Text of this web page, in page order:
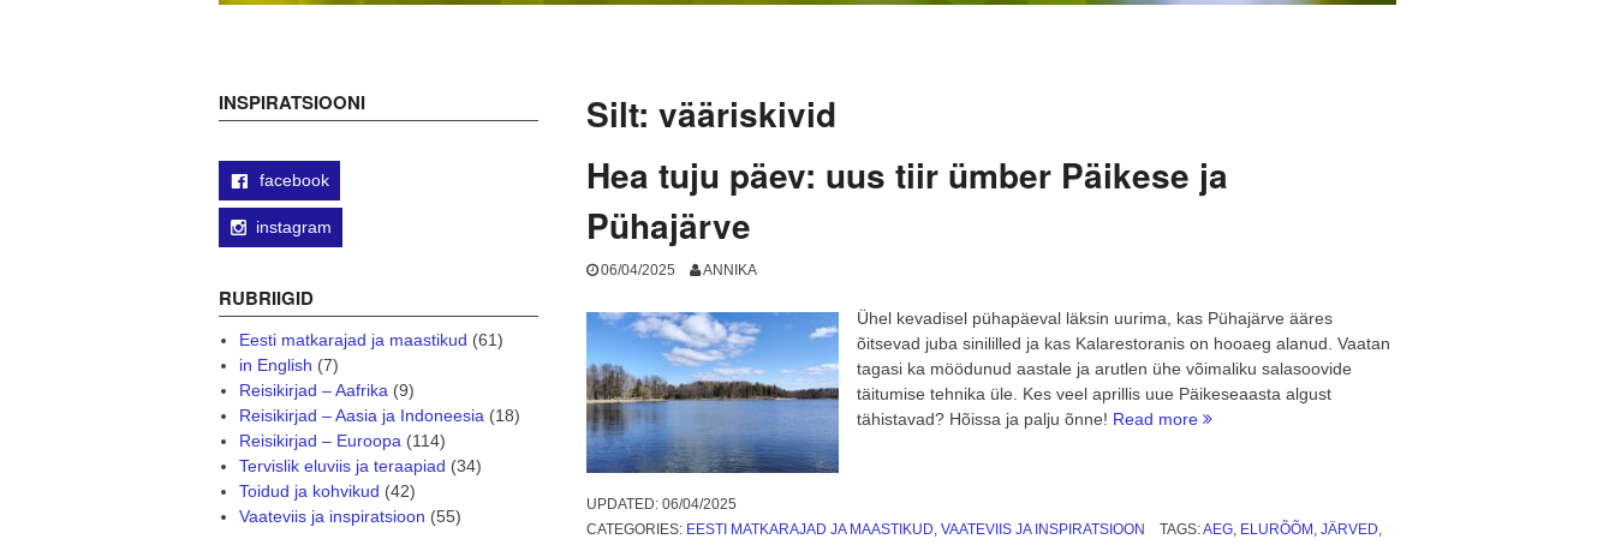
Silt: vääriskivid
Hea tuju päev: uus tiir ümber Päikese ja
Pühajärve
06/04/2025 ANNIKA
Ühel kevadisel pühapäeval läksin uurima, kas Pühajärve ääres
õitsevad juba sinililled ja kas Kalarestoranis on hooaeg alanud. Vaatan
tagasi ka möödunud aastale ja arutlen ühe võimaliku salasoovide
täitumise tehnika üle. Kes veel aprillis uue Päikeseaasta algust
tähistavad? Hõissa ja palju õnne! Read more “Hea
tiir
UPDATED: 06/04/2025
CATEGORIES: EESTI MATKARAJAD JA MAASTIKUD, VAATEVIIS JA INSPIRATSIOON TAGS:AEG, ELURÕÕM , JÄRVED,
INSPIRATSIOONI
facebook
instagram
RUBRIIGID
Eesti matkarajad ja maastikud (61)
in English (7)
Reisikirjad – Aafrika(9)
Reisikirjad – Aasia ja Indoneesia(18)
Reisikirjad – Euroopa(114)
Tervislik eluviis ja teraapiad (34)
Toidud ja kohvikud (42)
Vaateviis ja inspiratsioon (55)